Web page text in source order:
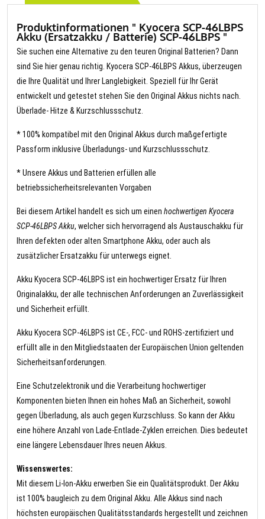
Produktinformationen " Kyocera SCP-46LBPS
Akku (Ersatzakku / Batterie) SCP-46LBPS "
Sie suchen eine Alternative zu den teuren Original Batterien? Dann
sind Sie hier genau richtig. Kyocera SCP-46LBPS Akkus, überzeugen
die Ihre Qualität und Ihrer Langlebigkeit. Speziell für Ihr Gerät
entwickelt und getestet stehen Sie den Original Akkus nichts nach.
Überlade- Hitze & Kurzschlussschutz.
* 100% kompatibel mit den Original Akkus durch maßgefertigte
Passform inklusive Überladungs- und Kurzschlussschutz.
* Unsere Akkus und Batterien erfüllen alle
betriebssicherheitsrelevanten Vorgaben
Bei diesem Artikel handelt es sich um einen hochwertigen Kyocera
SCP-46LBPS Akku, welcher sich hervorragend als Austauschakku für
Ihren defekten oder alten Smartphone Akku, oder auch als
zusätzlicher Ersatzakku für unterwegs eignet.
Akku Kyocera SCP-46LBPS ist ein hochwertiger Ersatz für Ihren
Originalakku, der alle technischen Anforderungen an Zuverlässigkeit
und Sicherheit erfüllt.
Akku Kyocera SCP-46LBPS ist CE-, FCC- und ROHS-zertifiziert und
erfüllt alle in den Mitgliedstaaten der Europäischen Union geltenden
Sicherheitsanforderungen.
Eine Schutzelektronik und die Verarbeitung hochwertiger
Komponenten bieten Ihnen ein hohes Maß an Sicherheit, sowohl
gegen Überladung, als auch gegen Kurzschluss. So kann der Akku
eine höhere Anzahl von Lade-Entlade-Zyklen erreichen. Dies bedeutet
eine längere Lebensdauer Ihres neuen Akkus.
Wissenswertes:
Mit diesem Li-Ion-Akku erwerben Sie ein Qualitätsprodukt. Der Akku
ist 100% baugleich zu dem Original Akku. Alle Akkus sind nach
höchsten europäischen Qualitätsstandards hergestellt und zeichnen